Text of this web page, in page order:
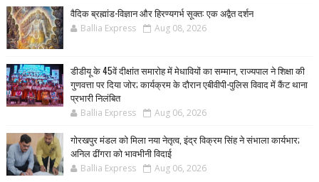
वैदिक ब्रह्मांड-विज्ञान और हिरण्यगर्भ सूक्त: एक अद्वैत दर्शन
Ballia Express Aug 08, 2026
डीडीयू के 45वें दीक्षांत समारोह में मेधावियों का सम्मान, राज्यपाल ने शिक्षा की
गुणवत्ता पर दिया जोर; कार्यक्रम के दौरान एबीवीपी-पुलिस विवाद में कैंट थाना
प्रभारी निलंबित
Ballia Express Aug 06, 2026
गोरखपुर मंडल को मिला नया नेतृत्व, इंद्र विक्रम सिंह ने संभाला कार्यभार;
अनिल ढींगरा को भावभीनी विदाई
Ballia Express Aug 06, 2026